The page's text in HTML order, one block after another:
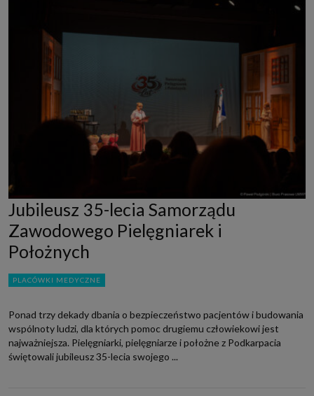
Jubileusz 35-lecia Samorządu
Zawodowego Pielęgniarek i
Położnych
PLACÓWKI MEDYCZNE
Ponad trzy dekady dbania o bezpieczeństwo pacjentów i budowania
wspólnoty ludzi, dla których pomoc drugiemu człowiekowi jest
najważniejsza. Pielęgniarki, pielęgniarze i położne z Podkarpacia
świętowali jubileusz 35-lecia swojego ...